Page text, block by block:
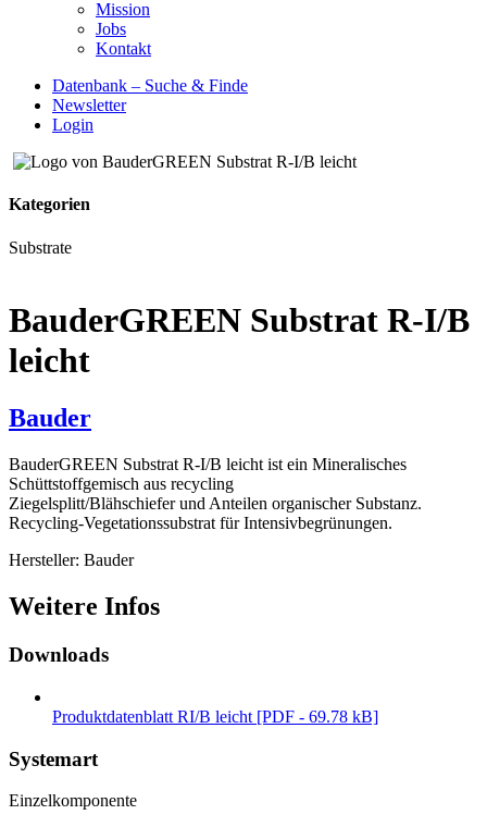
Mission
Jobs
Kontakt
Datenbank – Suche & Finde
Newsletter
Login
Kategorien
Substrate
BauderGREEN Substrat R-I/B
leicht
Bauder
BauderGREEN Substrat R-I/B leicht ist ein Mineralisches
Schüttstoffgemisch aus recycling
Ziegelsplitt/Blähschiefer und Anteilen organischer Substanz.
Recycling-Vegetationssubstrat für Intensivbegrünungen.
Hersteller: Bauder
Weitere Infos
Downloads
Produktdatenblatt RI/B leicht [PDF - 69.78 kB]
Systemart
Einzelkomponente